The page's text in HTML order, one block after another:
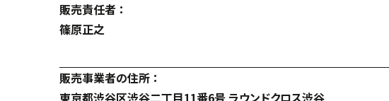
販売責任者 ：
篠原正之
販売事業者の住所 ：
東京都渋谷区渋谷二丁目11番6号 ラウンドクロス渋谷